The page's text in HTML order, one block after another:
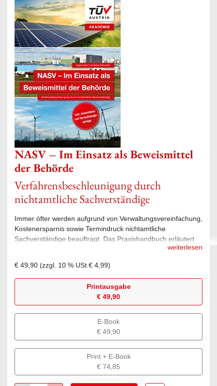
NASV – Im Einsatz als Beweismittel
der Behörde
Verfahrensbeschleunigung durch
nichtamtliche Sachverständige
Immer öfter werden aufgrund von Verwaltungsvereinfachung,
Kostenersparnis sowie Termindruck nichtamtliche
Sachverständige beauftragt. Das Praxishandbuch erläutert
deren Wirkungsbereich in unterschiedlichen Verfahren sowie
Behörden.
weiterlesen
€ 49,90 (zzgl. 10 % USt € 4,99)
Printausgabe
€ 49,90
E-Book
€ 49,90
Print + E-Book
€ 74,85